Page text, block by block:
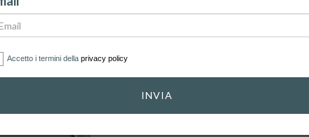
Accetto i termini della privacy policy
INVIA